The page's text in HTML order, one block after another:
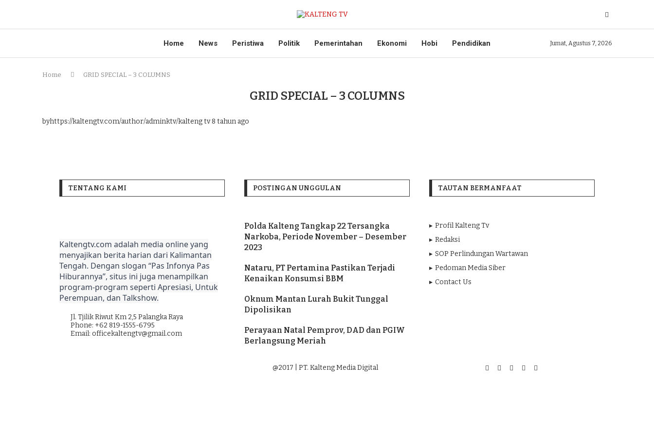
Home News Peristiwa Politik Pemerintahan Ekonomi Hobi Pendidikan Jumat, Agustus 7, 2026
Home GRID SPECIAL – 3 COLUMNS
GRID SPECIAL – 3 COLUMNS
byhttps://kaltengtv.com/author/adminktv/kalteng tv8 tahun ago
TENTANG KAMI
Kaltengtv.com adalah media online yang
menyajikan berita harian dari Kalimantan
Tengah. Dengan slogan “Pas Infonya Pas
Hiburannya”, situs ini juga menampilkan
program-program seperti Apresiasi, Untuk
Perempuan, dan Talkshow.
Jl. Tjilik Riwut Km 2,5 Palangka Raya
Phone: +62 819-1555-6795
Email: officekaltengtv@gmail.com
POSTINGAN UNGGULAN
Polda Kalteng Tangkap 22 Tersangka
Narkoba, Periode November – Desember
2023
Nataru, PT Pertamina Pastikan Terjadi
Kenaikan Konsumsi BBM
Oknum Mantan Lurah Bukit Tunggal
Dipolisikan
Perayaan Natal Pemprov, DAD dan PGIW
Berlangsung Meriah
TAUTAN BERMANFAAT
Profil Kalteng Tv
Redaksi
SOP Perlindungan Wartawan
Pedoman Media Siber
Contact Us
@2017 | PT. Kalteng Media Digital